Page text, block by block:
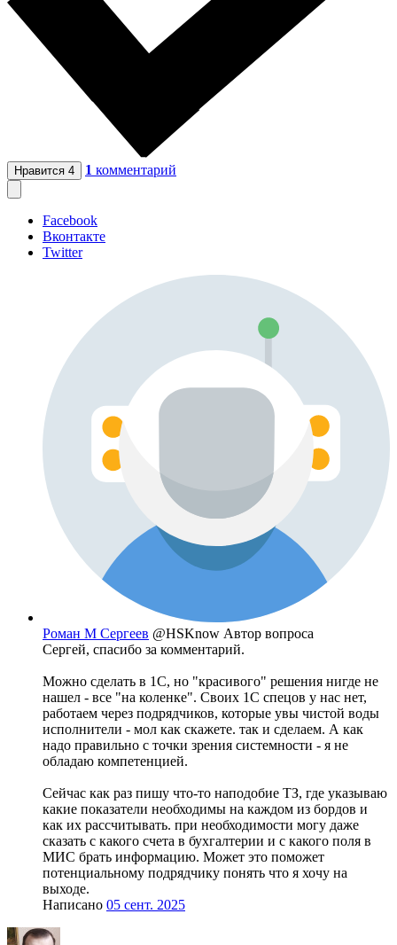
Нравится 4 1 комментарий
Facebook
Вконтакте
Twitter
Роман М Сергеев @HSKnow Автор вопроса
Сергей, спасибо за комментарий.
Можно сделать в 1С, но "красивого" решения нигде не
нашел - все "на коленке". Своих 1С спецов у нас нет,
работаем через подрядчиков, которые увы чистой воды
исполнители - мол как скажете. так и сделаем. А как
надо правильно с точки зрения системности - я не
обладаю компетенцией.
Сейчас как раз пишу что-то наподобие ТЗ, где указываю
какие показатели необходимы на каждом из бордов и
как их рассчитывать. при необходимости могу даже
сказать с какого счета в бухгалтерии и с какого поля в
МИС брать информацию. Может это поможет
потенциальному подрядчику понять что я хочу на
выходе.
Написано 05 сент. 2025